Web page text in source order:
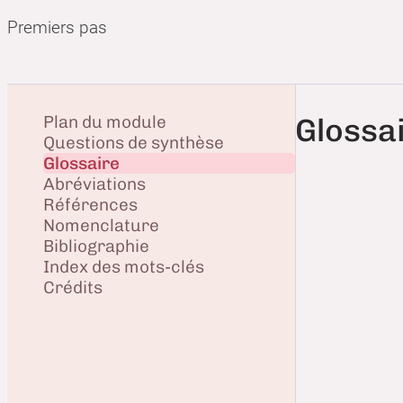
Premiers pas
Plan du module
Questions de synthèse
Glossaire
Abréviations
Références
Nomenclature
Bibliographie
Index des mots-clés
Crédits